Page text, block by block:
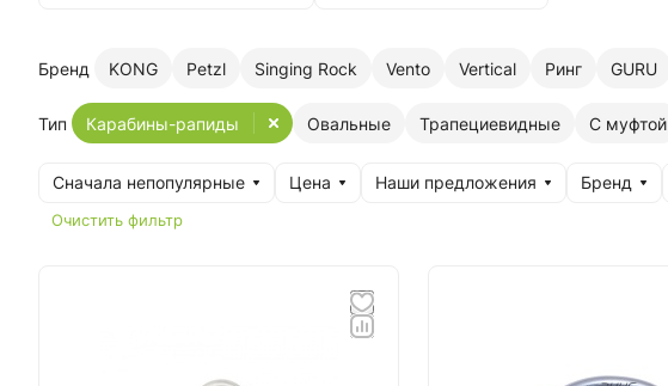
Бренд KONG Petzl Singing Rock Vento Vertical Ринг GURU
Тип Овальные Трапециевидные С муфтой
Карабины-рапиды
Сначала непопулярные Цена Наши предложения Бренд
Очистить фильтр